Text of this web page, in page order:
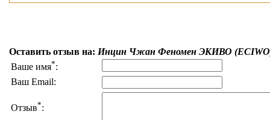
Оставить отзыв на: Инцин Чжан Феномен ЭКИВО
Ваше имя*:
Ваш Email:
Отзыв*: